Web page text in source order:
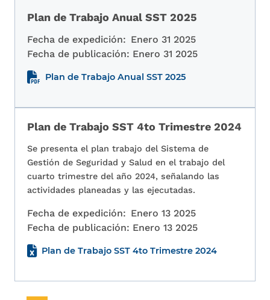
Plan de Trabajo Anual SST 2025
Fecha de expedición: Enero 31 2025
Fecha de publicación: Enero 31 2025
Plan de Trabajo Anual SST 2025
Plan de Trabajo SST 4to Trimestre 2024
Se presenta el plan trabajo del Sistema de
Gestión de Seguridad y Salud en el trabajo del
cuarto trimestre del año 2024, señalando las
actividades planeadas y las ejecutadas.
Fecha de expedición: Enero 13 2025
Fecha de publicación: Enero 13 2025
Plan de Trabajo SST 4to Trimestre 2024